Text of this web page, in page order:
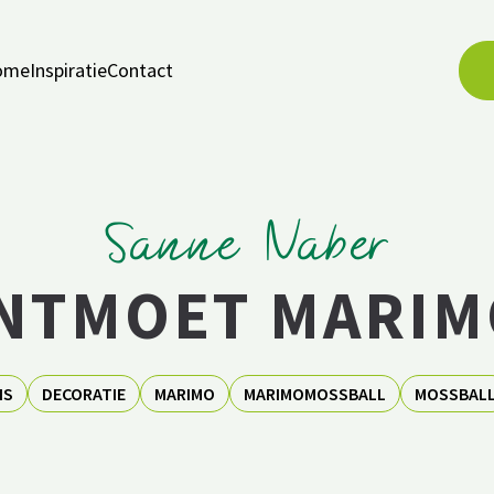
InspiratieContact
Sanne Naber
DECORATIE MARIMO MARIMOMOSSBALL